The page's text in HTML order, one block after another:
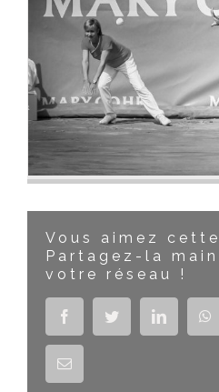
Jeu, set et
Vous aimez
Partagez-la
votre réseau !
Facebook Twitter LinkedIn
Email